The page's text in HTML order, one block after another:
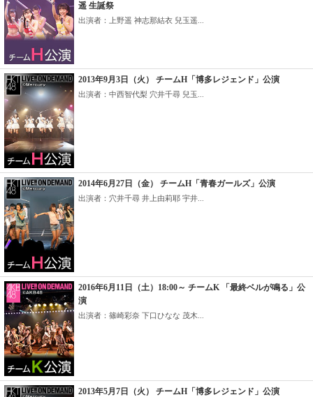
遥 生誕祭
出演者：上野遥 神志那結衣 兒玉遥...
2013年9月3日（火） チームH「博多レジェンド」公演
出演者：中西智代梨 穴井千尋 兒玉...
2014年6月27日（金） チームH「青春ガールズ」公演
出演者：穴井千尋 井上由莉耶 宇井...
2016年6月11日（土）18:00～ チームK 「最終ベルが鳴る」公
演
出演者：篠崎彩奈 下口ひなな 茂木...
2013年5月7日（火） チームH「博多レジェンド」公演